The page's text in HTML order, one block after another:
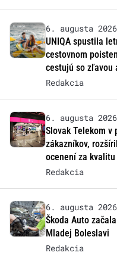
6. augusta 2026
UNIQA spustila
cestovnom
cestujú so zľavou
Redakcia
6. augusta 2026
Slovak Telekom v
zákazníkov,
ocenení za
Redakcia
6. augusta 2026
Škoda Auto
Mladej Boleslavi
Redakcia